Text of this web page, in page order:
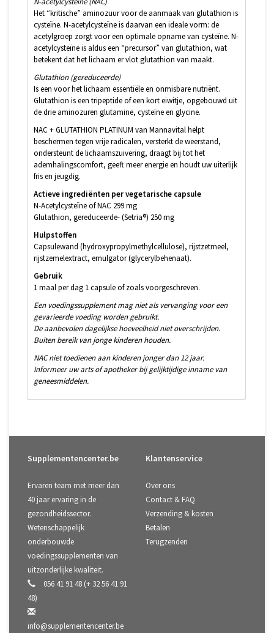
Het “kritische” aminozuur voor de aanmaak van glutathion is
cysteïne. N-acetylcysteïne is daarvan een ideale vorm: de
acetylgroep zorgt voor een optimale opname van cysteïne. N-
acetylcysteïne is aldus een “precursor” van glutathion, wat
betekent dat het lichaam er vlot glutathion van maakt.
Glutathion (gereduceerde)
Is een voor het lichaam essentiële en onmisbare nutriënt.
Glutathion is een tripeptide of een kort eiwitje, opgebouwd uit
de drie aminozuren glutamine, cysteïne en glycine.
NAC + GLUTATHION PLATINUM van Mannavital helpt
beschermen tegen vrije radicalen, versterkt de weerstand,
ondersteunt de lichaamszuivering, draagt bij tot het
ademhalingscomfort, geeft meer energie en houdt uw uiterlijk
fris en jeugdig.
Actieve ingrediënten per vegetarische capsule
N-Acetylcysteïne of NAC 299 mg
Glutathion, gereduceerde- (Setria®) 250 mg
Hulpstoffen
Capsulewand (hydroxypropylmethylcellulose), rijstzetmeel,
rijstzemelextract, emulgator (glycerylbehenaat).
Gebruik
1 maal per dag 1 capsule of zoals voorgeschreven.
Een voedingssupplement mag niet als vervanging voor een
gevarieerde voeding worden gebruikt.
De aanbevolen dagelijkse hoeveelheid niet overschrijden.
Buiten bereik van jonge kinderen houden.
NAC niet toedienen aan kinderen jonger dan 12 jaar.
Informeer uw arts of apotheker bij gelijktijdige inname van
geneesmiddelen.
Supplementencenter.be
Ervaren team met meer dan
40 jaar ervaring in de
gezondheidssector.
Wetenschappelijk
onderbouwde
voedingssupplementen van
uitzonderlijke kwaliteit.
056 41 91 48 (+ 32 56 41 91
48)
info@supplementencenter.be
Klantenservice
Over ons
Contact & FAQ
Verzending & kosten
Betalen
Terugzenden